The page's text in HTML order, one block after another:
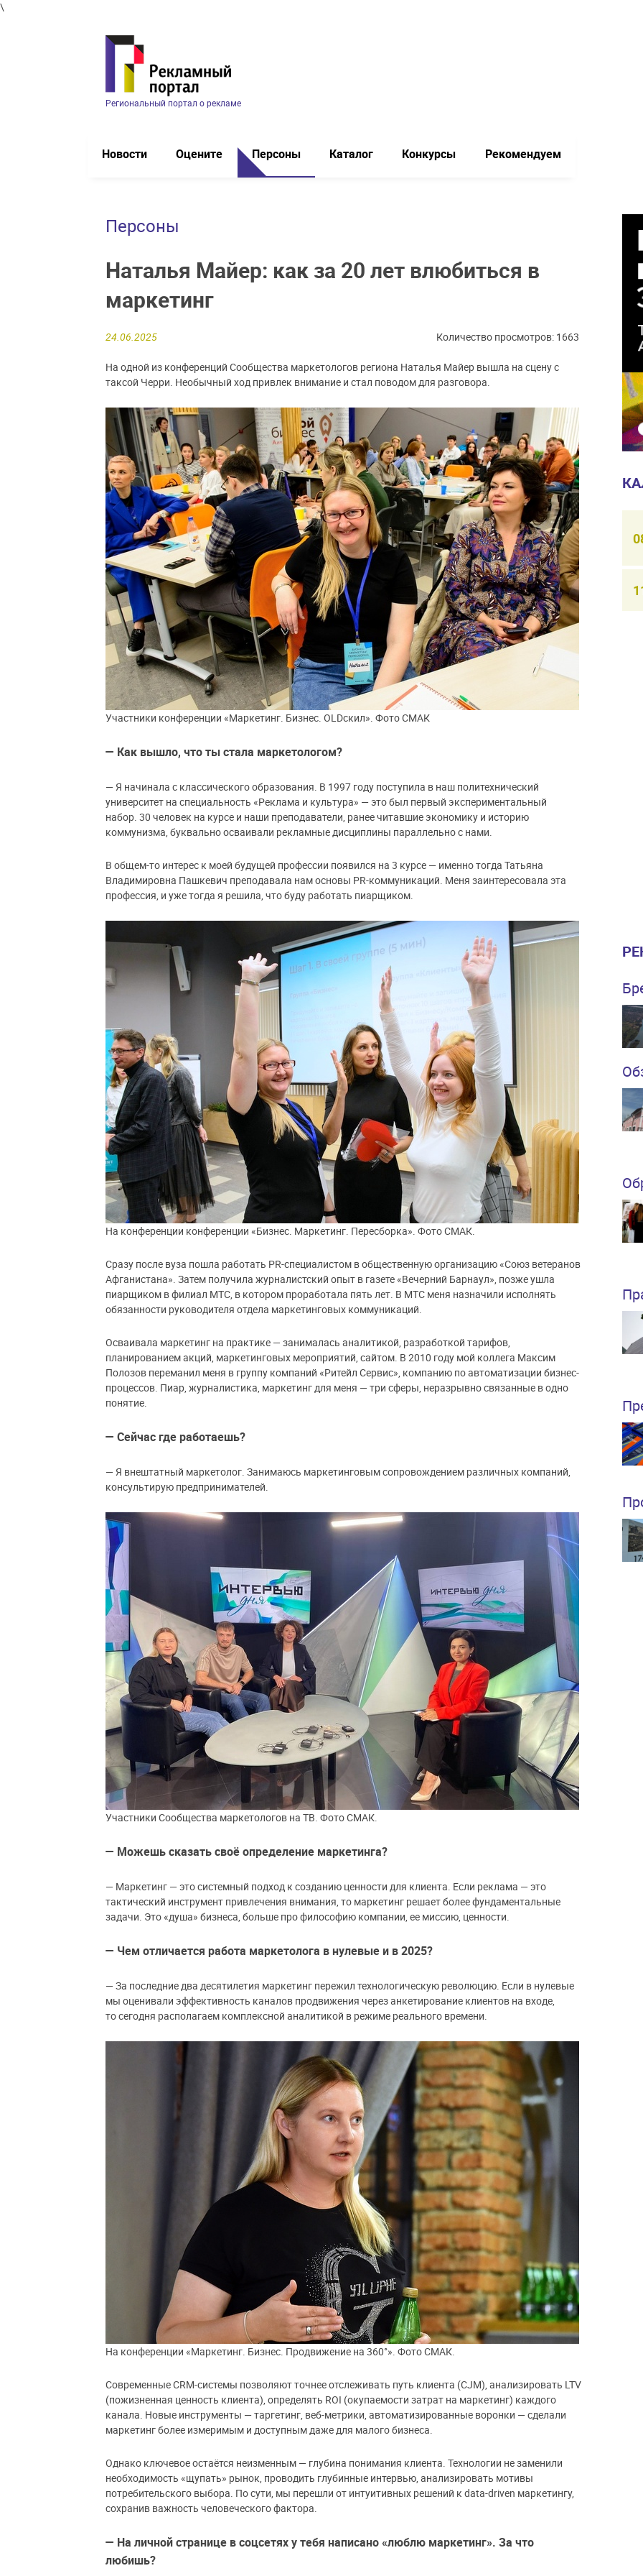
\
Региональный портал о рекламе
Новости Оцените Персоны Каталог Конкурсы Рекомендуем
Персоны
Наталья Майер: как за 20 лет влюбиться в
маркетинг
24.06.2025 Количество просмотров: 1663
На одной из конференций Сообщества маркетологов региона Наталья Майер вышла на сцену с
таксой Черри. Необычный ход привлек внимание и стал поводом для разговора.
Участники конференции «Маркетинг. Бизнес. OLDскил». Фото СМАК
— Как вышло, что ты стала маркетологом?
— Я начинала с классического образования. В 1997 году поступила в наш политехнический
университет на специальность «Реклама и культура» — это был первый экспериментальный
набор. 30 человек на курсе и наши преподаватели, ранее читавшие экономику и историю
коммунизма, буквально осваивали рекламные дисциплины параллельно с нами.
В общем-то интерес к моей будущей профессии появился на 3 курсе — именно тогда Татьяна
Владимировна Пашкевич преподавала нам основы PR-коммуникаций. Меня заинтересовала эта
профессия, и уже тогда я решила, что буду работать пиарщиком.
На конференции конференции «Бизнес. Маркетинг. Пересборка». Фото СМАК.
Сразу после вуза пошла работать PR-специалистом в общественную организацию «Союз ветеранов
Афганистана». Затем получила журналистский опыт в газете «Вечерний Барнаул», позже ушла
пиарщиком в филиал МТС, в котором проработала пять лет. В МТС меня назначили исполнять
обязанности руководителя отдела маркетинговых коммуникаций.
Осваивала маркетинг на практике — занималась аналитикой, разработкой тарифов,
планированием акций, маркетинговых мероприятий, сайтом. В 2010 году мой коллега Максим
Полозов переманил меня в группу компаний «Ритейл Сервис», компанию по автоматизации бизнес-
процессов. Пиар, журналистика, маркетинг для меня — три сферы, неразрывно связанные в одно
понятие.
— Сейчас где работаешь?
— Я внештатный маркетолог. Занимаюсь маркетинговым сопровождением различных компаний,
консультирую предпринимателей.
Участники Сообщества маркетологов на ТВ. Фото СМАК.
— Можешь сказать своё определение маркетинга?
— Маркетинг — это системный подход к созданию ценности для клиента. Если реклама — это
тактический инструмент привлечения внимания, то маркетинг решает более фундаментальные
задачи. Это «душа» бизнеса, больше про философию компании, ее миссию, ценности.
— Чем отличается работа маркетолога в нулевые и в 2025?
— За последние два десятилетия маркетинг пережил технологическую революцию. Если в нулевые
мы оценивали эффективность каналов продвижения через анкетирование клиентов на входе,
то сегодня располагаем комплексной аналитикой в режиме реального времени.
На конференции «Маркетинг. Бизнес. Продвижение на 360°». Фото СМАК.
Современные CRM-системы позволяют точнее отслеживать путь клиента (CJM), анализировать LTV
(пожизненная ценность клиента), определять ROI (окупаемости затрат на маркетинг) каждого
канала. Новые инструменты — таргетинг, веб-метрики, автоматизированные воронки — сделали
маркетинг более измеримым и доступным даже для малого бизнеса.
Однако ключевое остаётся неизменным — глубина понимания клиента. Технологии не заменили
необходимость «щупать» рынок, проводить глубинные интервью, анализировать мотивы
потребительского выбора. По сути, мы перешли от интуитивных решений к data-driven маркетингу,
сохранив важность человеческого фактора.
— На личной странице в соцсетях у тебя написано «люблю маркетинг». За что
любишь?